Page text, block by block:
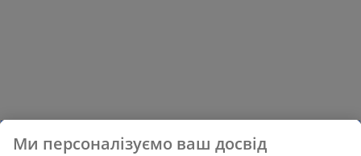
Ми персоналізуємо ваш досвід